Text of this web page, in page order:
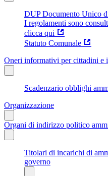
DUP Documento Unico
I regolamenti sono
clicca qui
Statuto Comunale
Oneri informativi per cittadini e
Scadenzario obblighi
Organizzazione
Organi di indirizzo politico
Titolari di incarichi di
governo